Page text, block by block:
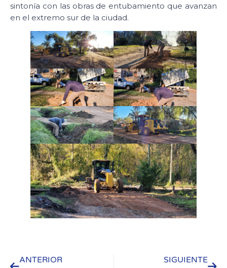
sintonía con las obras de entubamiento que avanzan
en el extremo sur de la ciudad.
ANTERIOR SIGUIENTE